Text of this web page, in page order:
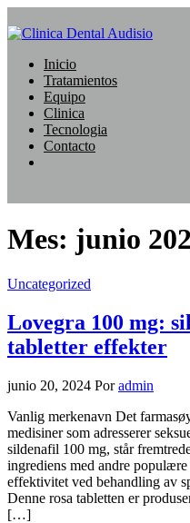
al
Clinica Dental Audisio
Inicio
Tratamientos
Equipo
Clinica
Tecnologia
Contacto
Mes: junio
Uncategorized
Lovegra 100 mg:
tabletter effekter
junio 20, 2024 Por admin
Vanlig merkenavn Det
medisiner som adresserer
sildenafil 100 mg, står
ingrediens med andre
effektivitet ved behandling av
Denne rosa tabletten er
[…]